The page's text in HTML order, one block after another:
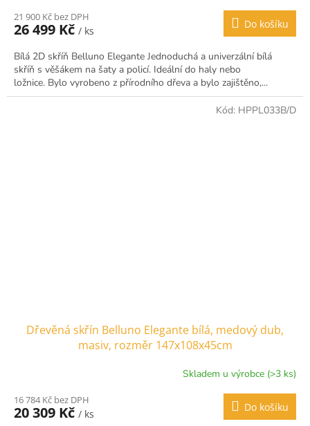
21 900 Kč bez DPH
26 499 Kč / ks
Do košíku
Bílá 2D skříň Belluno Elegante Jednoduchá a univerzální bílá
skříň s věšákem na šaty a policí. Ideální do haly nebo
ložnice. Bylo vyrobeno z přírodního dřeva a bylo zajištěno,...
Dřevěná skřín Belluno Elegante bílá, medový dub,
masiv, rozměr 147x108x45cm
Skladem u výrobce (>3 ks)
16 784 Kč bez DPH
20 309 Kč / ks
Do košíku
Kód: HPPL033B/D